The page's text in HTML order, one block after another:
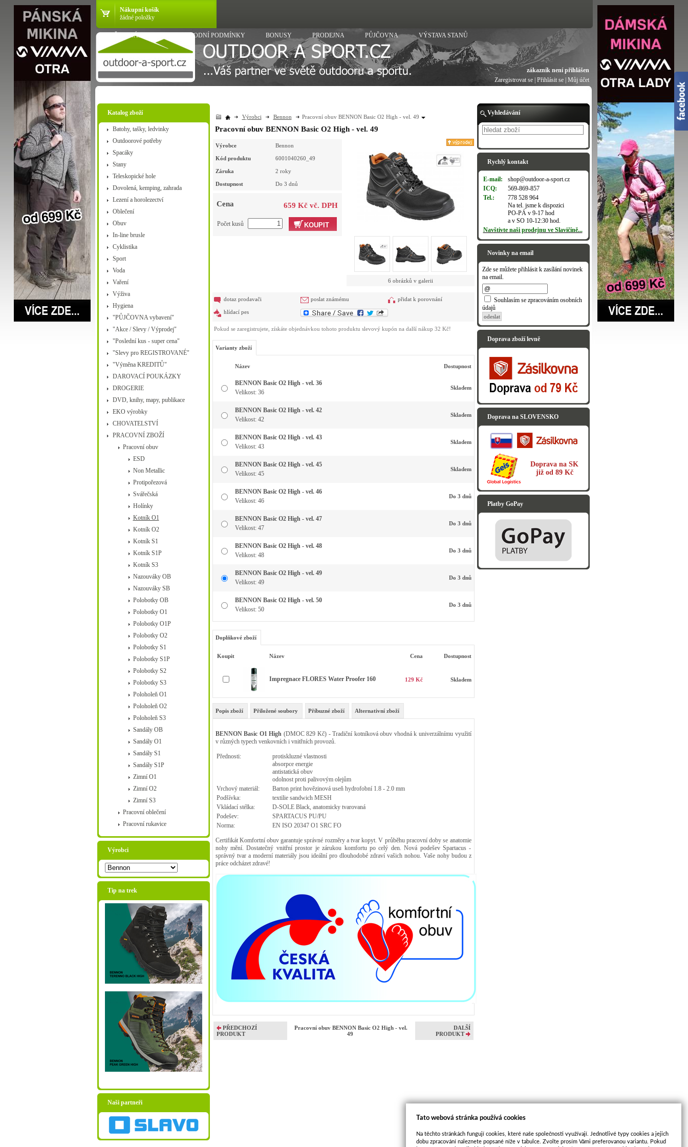
Nákupní košík
žádné položky
VŠE O NÁKUPU OBCHODNÍ PODMÍNKY BONUSY PRODEJNA PŮJČOVNA VÝSTAVA STANŮ
zákazník není přihlášen
Zaregistrovat se| Přihlásit se| Můj účet
Katalog zboží
Batohy, tašky, ledvinky
Outdoorové potřeby
Spacáky
Stany
Teleskopické hole
Dovolená, kemping, zahrada
Lezení a horolezectví
Oblečení
Obuv
In-line brusle
Cyklistika
Sport
Voda
Vaření
Výživa
Hygiena
"PŮJČOVNA vybavení"
"Akce / Slevy / Výprodej"
"Poslední kus - super cena"
"Slevy pro REGISTROVANÉ"
"Výměna KREDITŮ"
DAROVACÍ POUKÁZKY
DROGERIE
DVD, knihy, mapy, publikace
EKO výrobky
CHOVATELSTVÍ
PRACOVNÍ ZBOŽÍ
Pracovní obuv
ESD
Non Metallic
Protipořezová
Svářečská
Holínky
Kotník O1
Kotník O2
Kotník S1
Kotník S1P
Kotník S3
Nazouváky OB
Nazouváky SB
Polobotky OB
Polobotky O1
Polobotky O1P
Polobotky O2
Polobotky S1
Polobotky S1P
Polobotky S2
Polobotky S3
Poloholeň O1
Poloholeň O2
Poloholeň S3
Sandály OB
Sandály O1
Sandály S1
Sandály S1P
Zimní O1
Zimní O2
Zimní S3
Pracovní oblečení
Pracovní rukavice
Výrobci
Tip na trek
Naši partneři
Výrobci Bennon Pracovní obuv BENNON Basic O2 High - vel. 49
Pracovní obuv BENNON Basic O2 High - vel. 49
Výrobce Bennon
Kód produktu 6001040260_49
Záruka 2 roky
Dostupnost Do 3 dnů
Cena 659 Kč vč. DPH
KOUPIT
Počet kusů
6 obrázků v galerii
dotaz prodavači poslat známému přidat k porovnání
hlídací pes
Pokud se zaregistrujete, získáte objednávkou tohoto produktu slevový kupón na další nákup 32 Kč!
Varianty zboží
Název Dostupnost
BENNON Basic O2 High - vel. 36
Velikost: 36
Skladem
BENNON Basic O2 High - vel. 42
Velikost: 42
Skladem
BENNON Basic O2 High - vel. 43
Velikost: 43
Skladem
BENNON Basic O2 High - vel. 45
Velikost: 45
Skladem
BENNON Basic O2 High - vel. 46
Velikost: 46
Do 3 dnů
BENNON Basic O2 High - vel. 47
Velikost: 47
Do 3 dnů
BENNON Basic O2 High - vel. 48
Velikost: 48
Do 3 dnů
BENNON Basic O2 High - vel. 49
Velikost: 49
Do 3 dnů
BENNON Basic O2 High - vel. 50
Velikost: 50
Do 3 dnů
Doplňkové zboží
Koupit Název Cena Dostupnost
Impregnace FLORES Water Proofer 160 129 Kč Skladem
Popis zboží Přiložené soubory Příbuzné zboží Alternativní zboží
BENNON Basic O1 High (DMOC 829 Kč) - Tradiční kotníková obuv vhodná k univerzálnímu využití
v různých typech venkovních i vnitřních provozů.
Přednosti:
protiskluzné vlastnosti
absorpce energie
antistatická obuv
odolnost proti palivovým olejům
Vrchový materiál:
Barton print hovězinová useň hydrofobní 1.8 - 2.0 mm
Podšívka:
textilie sandwich MESH
Vkládací stélka:
D-SOLE Black, anatomicky tvarovaná
Podešev:
SPARTACUS PU/PU
Norma:
EN ISO 20347 O1 SRC FO
Certifikát Komfortní obuv garantuje správné rozměry a tvar kopyt. V průběhu pracovní doby se anatomie
nohy mění. Dostatečný vnitřní prostor je zárukou komfortu po celý den. Nová podešev Spartacus -
správný tvar a moderní materiály jsou ideální pro dlouhodobé zdraví vašich nohou. Vaše nohy budou z
práce odcházet zdravé!
PŘEDCHOZÍ
PRODUKT
Pracovní obuv BENNON Basic O2 High - vel.
49
DALŠÍ
PRODUKT
Vyhledávání
Rychlý kontakt
E-mail:
shop@outdoor-a-sport.cz
ICQ:
569-869-857
Tel.:
778 528 964
Na tel. jsme k dispozici
PO-PÁ v 9-17 hod
a v SO 10-12:30 hod.
Navštivte naši prodejnu ve Slavičíně...
Novinky na email
Zde se můžete přihlásit k zasílání novinek
na email.
Souhlasím se zpracováním osobních
údajů
odeslat
Doprava zboží levně
Doprava na SLOVENSKO
Doprava na SK
již od 89 Kč
Platby GoPay
Tato webová stránka používá cookies
Na těchto stránkách fungují cookies, které naše společnosti využívají. Jednotlivé typy cookies a jejich
dobu zpracování naleznete popsané níže v tabulce. Zvolte prosím Vámi preferovanou variantu. Pokud